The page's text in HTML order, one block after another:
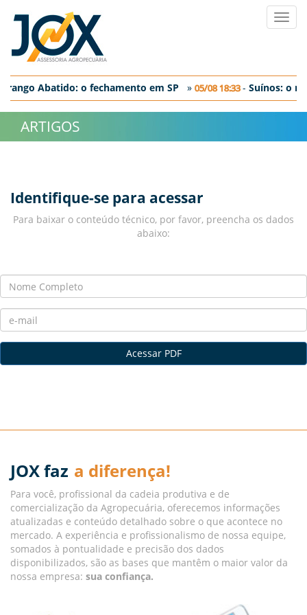
Frango Abatido: o fechamento em SP » 05/08 18:33- Suí­nos: o
Ovos: discreta correção nos preços negociados no dia de hoje
ARTIGOS
Identifique-se para acessar
Para baixar o conteúdo técnico, por favor, preencha os dados
abaixo:
Acessar PDF
JOX faz a diferença!
Para você, profissional da cadeia produtiva e de
comercialização da Agropecuária, oferecemos informações
atualizadas e conteúdo detalhado sobre o que acontece no
mercado. A experiência e profissionalismo de nossa equipe,
somados à pontualidade e precisão dos dados
disponibilizados, são as bases que mantêm o maior valor da
nossa empresa: sua confiança.